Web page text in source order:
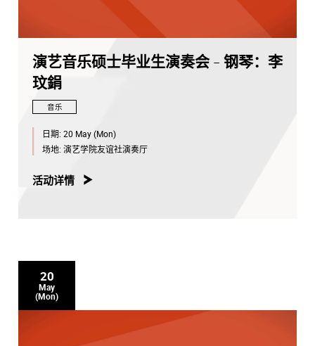
演艺音乐硕士毕业生演奏会 - 钢琴：李
玟鋗
音乐
日期: 20 May (Mon)
场地: 演艺学院友谊社演奏厅
活动详情
20
May
(Mon)